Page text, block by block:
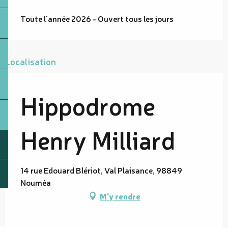
Toute l'année 2026 - Ouvert tous les jours
Localisation
Hippodrome
Henry Milliard
14 rue Edouard Blériot, Val Plaisance, 98849
Nouméa
M'y rendre